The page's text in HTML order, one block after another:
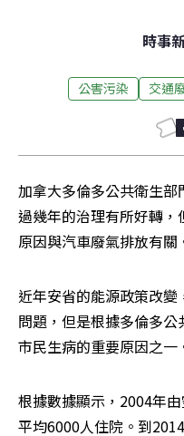
時事
公害污染 交通
加拿大多倫多公共衛生
過幾年的治理有所好轉
原因與汽車廢氣排放有關
近年安省的能源政策改
問題，但是根據多倫多
市民生病的重要原因之一
根據數據顯示，2004年
平均6000人住院。到